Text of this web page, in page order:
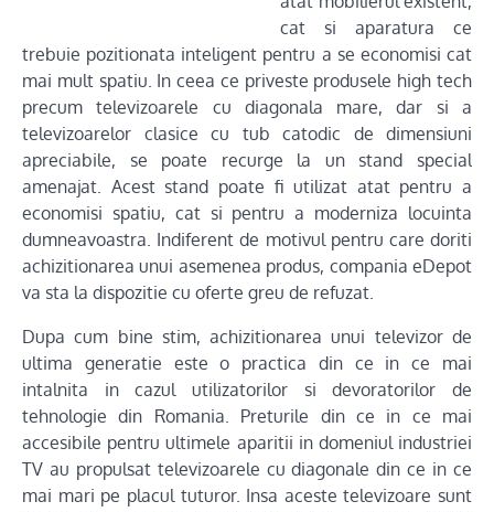
cat si aparatura ce
trebuie pozitionata inteligent pentru a se economisi cat
mai mult spatiu. In ceea ce priveste produsele high tech
precum televizoarele cu diagonala mare, dar si a
televizoarelor clasice cu tub catodic de dimensiuni
apreciabile, se poate recurge la un stand special
amenajat. Acest stand poate fi utilizat atat pentru a
economisi spatiu, cat si pentru a moderniza locuinta
dumneavoastra. Indiferent de motivul pentru care doriti
achizitionarea unui asemenea produs, compania eDepot
va sta la dispozitie cu oferte greu de refuzat.
Dupa cum bine stim, achizitionarea unui televizor de
ultima generatie este o practica din ce in ce mai
intalnita in cazul utilizatorilor si devoratorilor de
tehnologie din Romania. Preturile din ce in ce mai
accesibile pentru ultimele aparitii in domeniul industriei
TV au propulsat televizoarele cu diagonale din ce in ce
mai mari pe placul tuturor. Insa aceste televizoare sunt